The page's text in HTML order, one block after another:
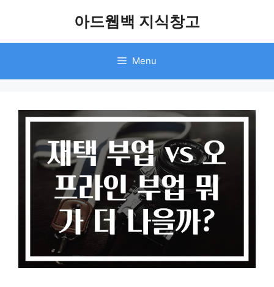
아드웹백 지식창고
Menu